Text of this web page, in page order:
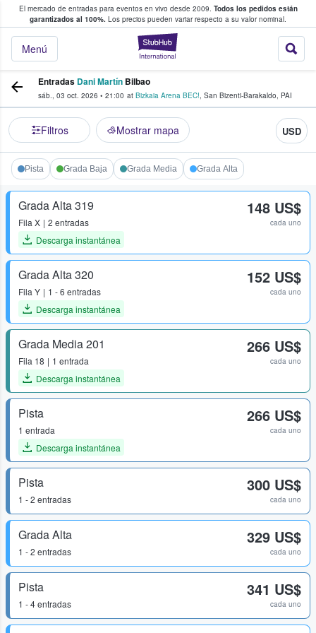
El mercado de entradas para eventos en vivo desde 2009. Todos los pedidos están
garantizados al 100%. Los precios pueden variar respecto a su valor nominal.
StubHub:
Menú
y venta de entradas entre fans
Entradas Dani Martín Bilbao
sáb., 03 oct. 2026 • 21:00 at Bizkaia Arena BEC!, San Bizenti-Barakaldo, PAI
Filtros Mostrar mapa USD
Pista Grada Baja Grada Media Grada Alta
Grada Alta 319
Fila X
2 entradas
Descarga instantánea
148 US$
cada uno
Grada Alta 320
Fila Y
1 - 6 entradas
Descarga instantánea
152 US$
cada uno
Grada Media 201
Fila 18
1 entrada
Descarga instantánea
266 US$
cada uno
Pista
1 entrada
Descarga instantánea
266 US$
cada uno
Pista
1 - 2 entradas
300 US$
cada uno
Grada Alta
1 - 2 entradas
329 US$
cada uno
Pista
1 - 4 entradas
341 US$
cada uno